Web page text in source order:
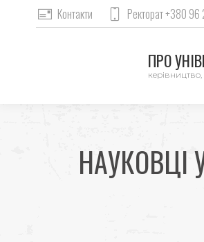
Контакти Ректорат +380 96
ПРО
керівництво,
НАУКОВЦІ